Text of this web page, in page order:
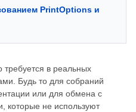
PrintOptions и
требуется в реальных
Будь то для собраний
или для обмена с
которые не используют